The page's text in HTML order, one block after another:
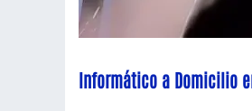
Informático a Domicilio